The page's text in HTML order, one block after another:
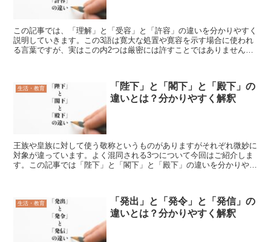
この記事では、「理解」と「受容」と「許容」の違いを分かりやすく
説明していきます。この3語は寛大な処置や寛容を示す場合に使われ
る言葉ですが、実はこの内2つは厳密には許すことではありません。
生活・教育
「陛下」と「閣下」と「殿下」の
違いとは？分かりやすく解釈
王族や皇族に対して使う敬称というものがありますがそれぞれ微妙に
対象が違っています。よく混同される3つについて今回はご紹介しま
す。この記事では「陛下」と「閣下」と「殿下」の違いを分かりやす
生活・教育
「発出」と「発令」と「発信」の
違いとは？分かりやすく解釈